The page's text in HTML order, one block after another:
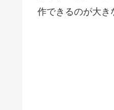
作できるのが大き